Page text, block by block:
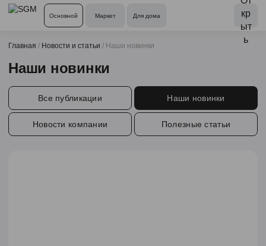
Основной Маркет Для дома
Главная / Новости и статьи / Наши новинки
Наши новинки
Все публикации Наши новинки
Новости компании Полезные статьи